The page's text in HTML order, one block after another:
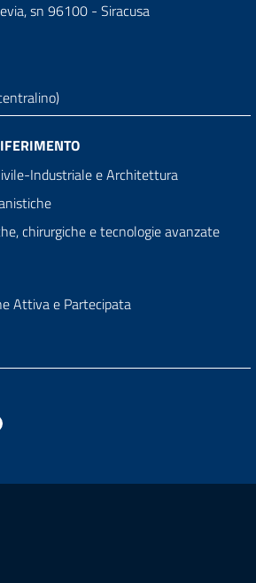
sn 96100 - Siracusa
Industriale e Architettura
chirurgiche e tecnologie avanzate
Attiva e Partecipata
utili